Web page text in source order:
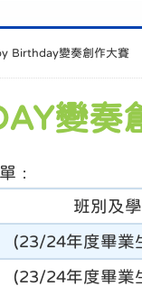
Birthday變奏創作大賽
變奏
﹕
班別及
(23/24年度畢業
(23/24年度畢業